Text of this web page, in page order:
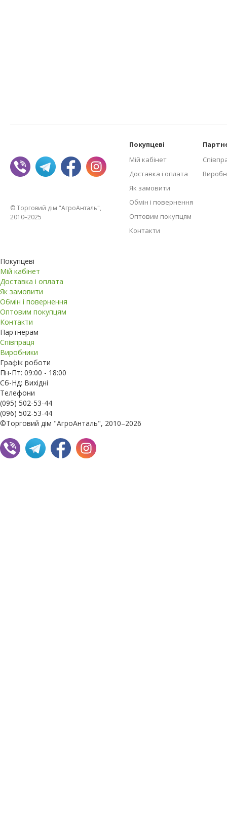
© Торговий дім "АгроАнталь",
2010–2025
Покупцеві
Мій кабінет
Доставка і оплата
Як замовити
Обмін і повернення
Оптовим покупцям
Контакти
Покупцеві
Мій кабінет
Доставка і оплата
Як замовити
Обмін і повернення
Оптовим покупцям
Контакти
Партнерам
Співпраця
Виробники
Графік роботи
Пн-Пт: 09:00 - 18:00
Сб-Нд: Вихідні
Телефони
(095) 502-53-44
(096) 502-53-44
©Торговий дім "АгроАнталь", 2010–2026